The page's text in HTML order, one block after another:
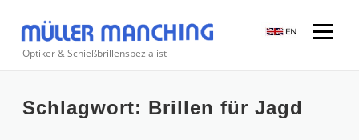
Inhalt
springen
Optiker & Schießbrillenspezialist
nach:
Menü
Schlagwort: Brillen für Jagd